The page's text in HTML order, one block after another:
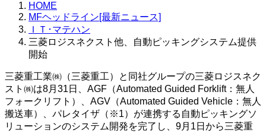
HOME
MFヘッドライン[最新ニュース]
ＩＴ･マテハン
三菱ロジスネクスト他、自動ピッキングシステム提供
開始
三菱重工業㈱（三菱重工）と同社グループの三菱ロジスネク
スト㈱は8月31日、AGF（Automated Guided Forklift：無人
フォークリフト）、AGV（Automated Guided Vehicle：無人
搬送車）、パレタイザ（※1）が連携する自動ピッキングソ
リューションのシステム開発を完了し、9月1日から三菱重